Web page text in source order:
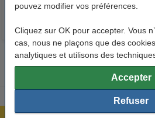
pouvez modifier vos préférences.
Cliquez sur OK pour accepter. Vous
cas, nous ne plaçons que des
analytiques et utilisons des
Accepter
Refuser